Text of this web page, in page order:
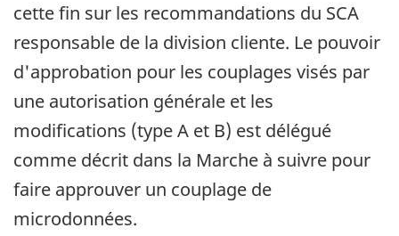
cette fin sur les recommandations du SCA
responsable de la division cliente. Le pouvoir
d'approbation pour les couplages visés par
une autorisation générale et les
modifications (type A et B) est délégué
comme décrit dans la Marche à suivre pour
faire approuver un couplage de
microdonnées.